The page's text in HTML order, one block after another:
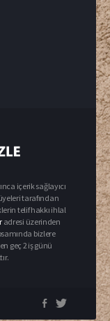
içerik sağlayıcı
tarafından
telif hakkı ihlal
adresi üzerinden
bizlere
geç 2 iş günü